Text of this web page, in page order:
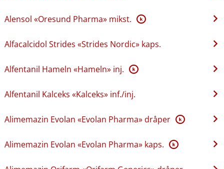
Alensol «Oresund Pharma» mikst. K
Alfacalcidol Strides «Strides Nordic» kaps.
Alfentanil Hameln «Hameln» inj. K
Alfentanil Kalceks «Kalceks» inf.​/​inj.
Alimemazin Evolan «Evolan Pharma» dråper K
Alimemazin Evolan «Evolan Pharma» kaps. K